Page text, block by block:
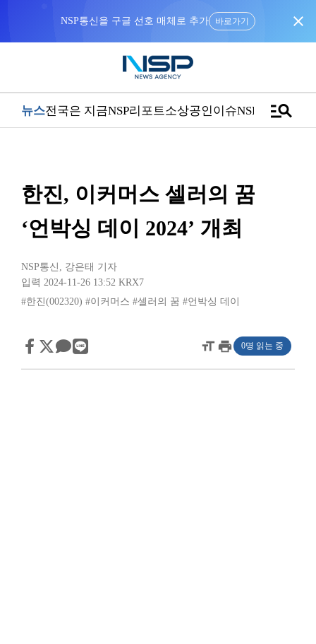
NSP통신을 구글 선호 매체로 추가 바로가기 close
뉴스전국은 지금NSP리포트소상공인이슈NSPTVmanage_search
한진, 이커머스 셀러의 꿈
‘언박싱 데이 2024’ 개최
NSP통신 , 강은태 기자
입력 2024-11-26 13:52 KRX7
#한진(002320) #이커머스 #셀러의 꿈 #언박싱 데이
format_sizeprint 0명 읽는 중